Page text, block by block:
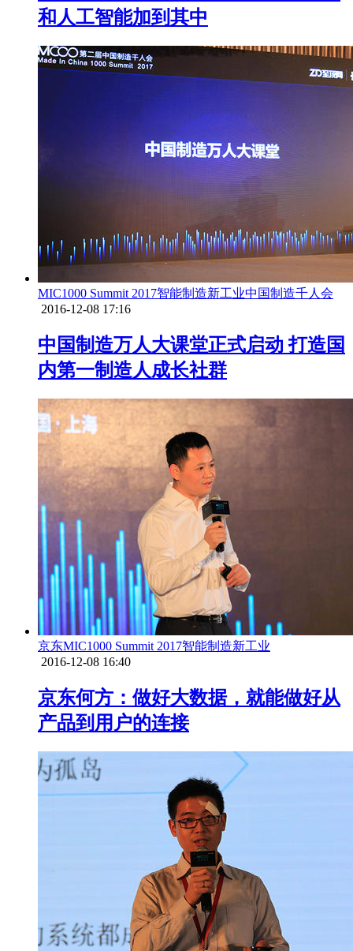
和人工智能加到其中
MIC1000 Summit 2017智能制造新工业中国制造千人会
2016-12-08 17:16
中国制造万人大课堂正式启动 打造国
内第一制造人成长社群
京东MIC1000 Summit 2017智能制造新工业
2016-12-08 16:40
京东何方：做好大数据，就能做好从
产品到用户的连接